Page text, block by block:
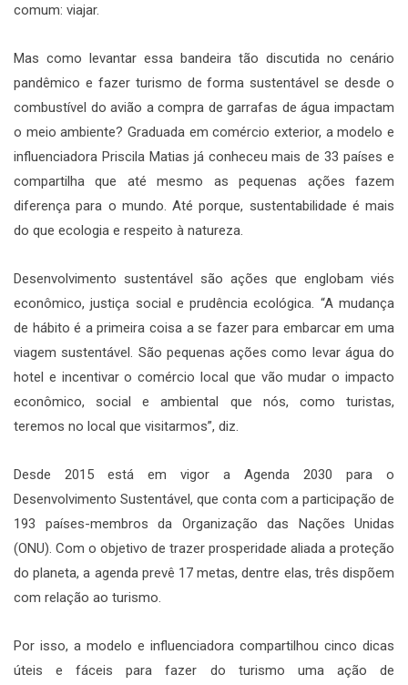
comum: viajar.
Mas como levantar essa bandeira tão discutida no cenário
pandêmico e fazer turismo de forma sustentável se desde o
combustível do avião a compra de garrafas de água impactam
o meio ambiente? Graduada em comércio exterior, a modelo e
influenciadora Priscila Matias já conheceu mais de 33 países e
compartilha que até mesmo as pequenas ações fazem
diferença para o mundo. Até porque, sustentabilidade é mais
do que ecologia e respeito à natureza.
Desenvolvimento sustentável são ações que englobam viés
econômico, justiça social e prudência ecológica. “A mudança
de hábito é a primeira coisa a se fazer para embarcar em uma
viagem sustentável. São pequenas ações como levar água do
hotel e incentivar o comércio local que vão mudar o impacto
econômico, social e ambiental que nós, como turistas,
teremos no local que visitarmos”, diz.
Desde 2015 está em vigor a Agenda 2030 para o
Desenvolvimento Sustentável, que conta com a participação de
193 países-membros da Organização das Nações Unidas
(ONU). Com o objetivo de trazer prosperidade aliada a proteção
do planeta, a agenda prevê 17 metas, dentre elas, três dispõem
com relação ao turismo.
Por isso, a modelo e influenciadora compartilhou cinco dicas
úteis e fáceis para fazer do turismo uma ação de